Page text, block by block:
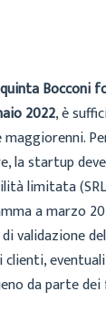
quinta Bocconi
2022, è
la startup
limitata
a marzo
validazione
da parte